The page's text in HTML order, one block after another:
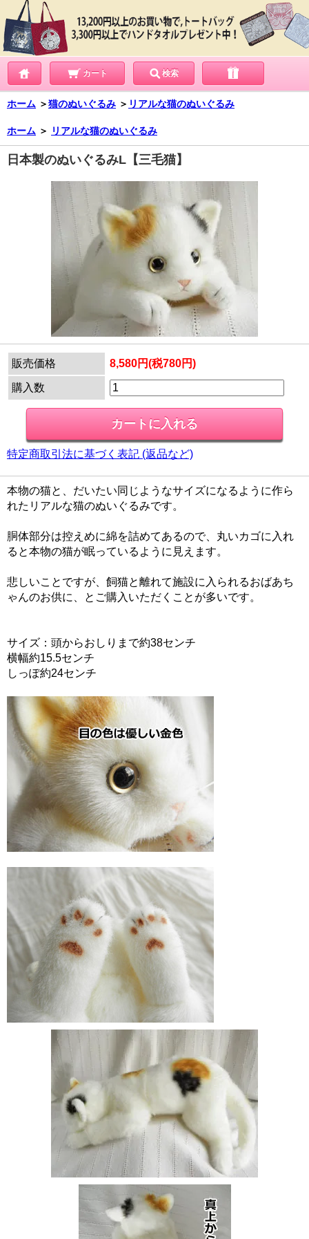
カート 検索
ホーム ＞猫のぬいぐるみ ＞ リアルな猫のぬいぐるみ
ホーム ＞ リアルな猫のぬいぐるみ
日本製のぬいぐるみL【三毛猫】
販売価格 8,580円(税780円)
購入数
特定商取引法に基づく表記 (返品など)
本物の猫と、だいたい同じようなサイズになるように作ら
れたリアルな猫のぬいぐるみです。
胴体部分は控えめに綿を詰めてあるので、丸いカゴに入れ
ると本物の猫が眠っているように見えます。
悲しいことですが、飼猫と離れて施設に入られるおばあち
ゃんのお供に、とご購入いただくことが多いです。
サイズ：頭からおしりまで約38センチ
横幅約15.5センチ
しっぽ約24センチ